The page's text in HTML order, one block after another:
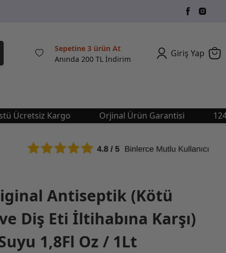
Sepetine 3 ürün At
Anında 200 TL İndirim
Giriş Yap
Kargo Orjinal Ürün Garantisi 1249
Antiseptik (Kötü
Diş Eti İltihabına Karşı)
1,8Fl Oz / 1Lt